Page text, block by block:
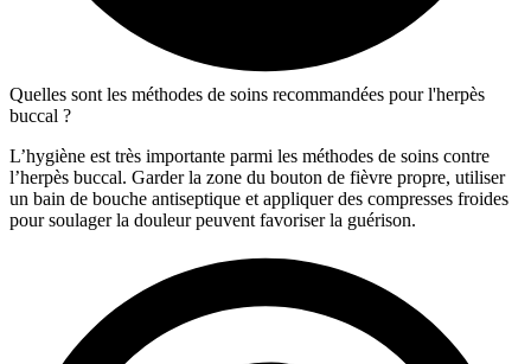
Quelles sont les méthodes de soins recommandées pour l'herpès
buccal ?
L’hygiène est très importante parmi les méthodes de soins contre
l’herpès buccal. Garder la zone du bouton de fièvre propre, utiliser
un bain de bouche antiseptique et appliquer des compresses froides
pour soulager la douleur peuvent favoriser la guérison.